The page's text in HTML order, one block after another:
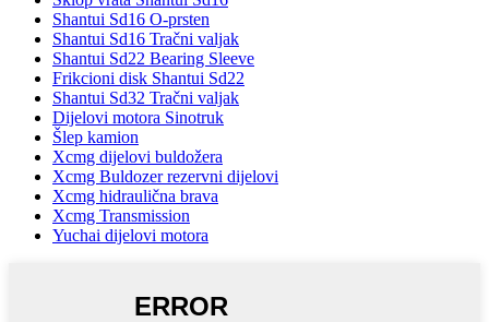
Shantui Sd16 O-prsten
Shantui Sd16 Tračni valjak
Shantui Sd22 Bearing Sleeve
Frikcioni disk Shantui Sd22
Shantui Sd32 Tračni valjak
Dijelovi motora Sinotruk
Šlep kamion
Xcmg dijelovi buldožera
Xcmg Buldozer rezervni dijelovi
Xcmg hidraulična brava
Xcmg Transmission
Yuchai dijelovi motora